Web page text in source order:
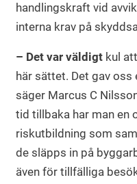
handlingskraft vid
interna krav på
– Det var väldigt kul
här sättet. Det gav
säger Marcus C
tid tillbaka har man en
riskutbildning som
de släpps in på
även för tillfälliga